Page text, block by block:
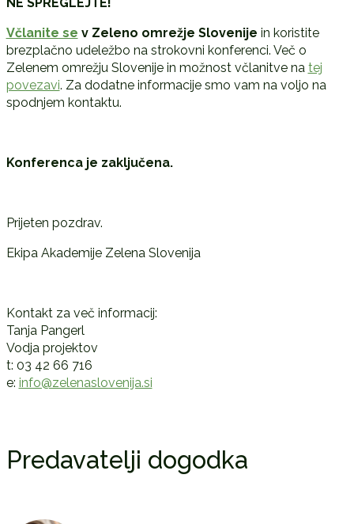
Včlanite se v Zeleno omrežje Slovenije in koristite
brezplačno udeležbo na strokovni konferenci. Več o
Zelenem omrežju Slovenije in možnost včlanitve na tej
povezavi. Za dodatne informacije smo vam na voljo na
spodnjem kontaktu.
Konferenca je zaključena.
Prijeten pozdrav.
Ekipa Akademije Zelena Slovenija
Kontakt za več informacij:
Tanja Pangerl
Vodja projektov
t: 03 42 66 716
e: info@zelenaslovenija.si
Predavatelji dogodka